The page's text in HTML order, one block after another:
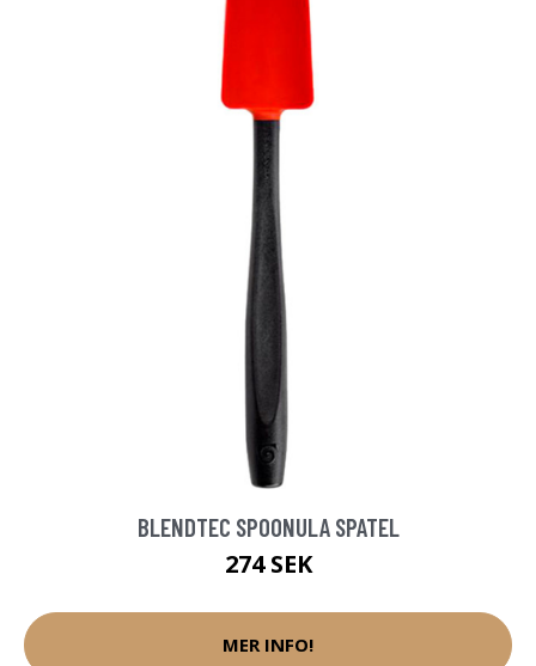
BLENDTEC SPOONULA SPATEL
274 SEK
MER INFO!